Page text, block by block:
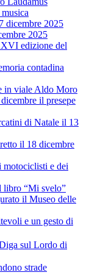
dicembre 2025
2025
edizione del
contadina
in viale Aldo Moro
il presepe
di Natale il 13
il 18 dicembre
e dei
“Mi svelo”
il Museo delle
e un gesto di
sul Lordo di
strade